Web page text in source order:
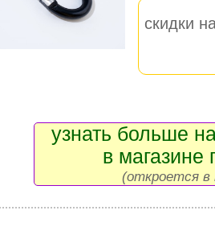
скидки
узнать больше
в магазине
(откроется в